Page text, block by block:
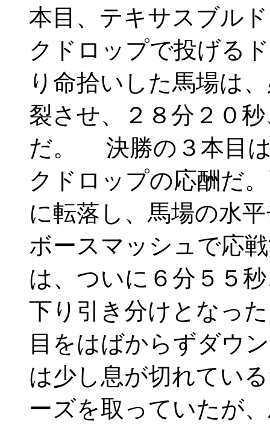
本目、テキサスブル
クドロップで投げる
り命拾いした馬場は
裂させ、２８分２０
だ。 決勝の３本目は
クドロップの応酬だ
に転落し、馬場の水
ボースマッシュで応
は、ついに６分５５
下り引き分けとなっ
目をはばからずダウ
は少し息が切れてい
ーズを取っていたが